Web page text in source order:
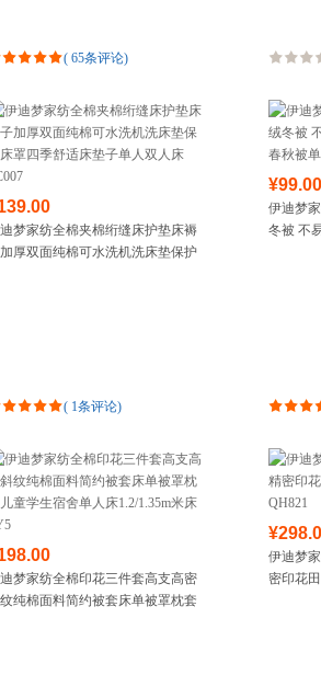
( 65条评论)
梦家纺全棉夹棉绗缝床护垫床褥
厚双面纯棉可水洗机洗床垫保护
( 1条评论)
¥99.00
伊迪梦
冬被 不
梦家纺全棉印花三件套高支高密
纯棉面料简约被套床单被罩枕套
伊迪梦
密印花